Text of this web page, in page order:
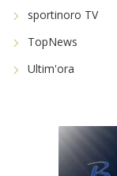
sportinoro TV
TopNews
Ultim'ora